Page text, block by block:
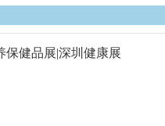
保健品展|深圳健康展